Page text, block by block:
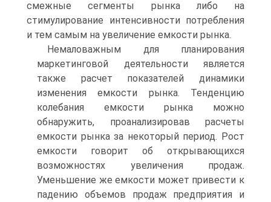
смежные сегменты рынка либо на
стимулирование интенсивности потребления
и тем самым на увеличение емкости рынка.
Немаловажным для планирования
маркетинговой деятельности является
также расчет показателей динамики
изменения емкости рынка. Тенденцию
колебания емкости рынка можно
обнаружить, проанализировав расчеты
емкости рынка за некоторый период. Рост
емкости говорит об открывающихся
возможностях увеличения продаж.
Уменьшение же емкости может привести к
падению объемов продаж предприятия и